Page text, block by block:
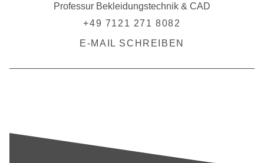
Professur Bekleidungstechnik & CAD
+49 7121 271 8082
E-MAIL SCHREIBEN